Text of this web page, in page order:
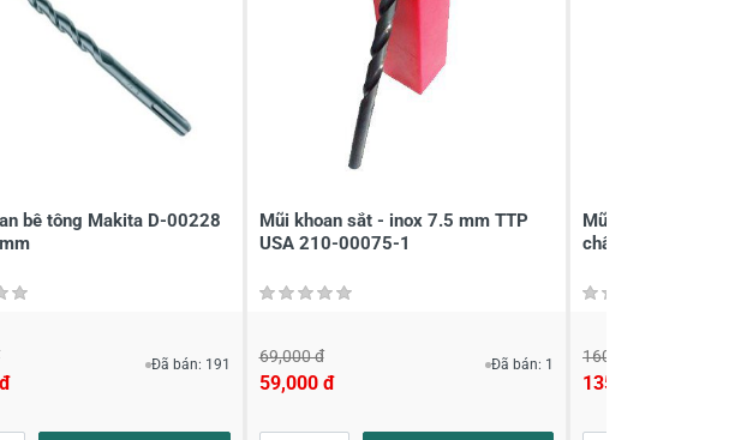
bê tông Makita D-00228
Đã bán: 191
Mũi khoan sắt - inox 7.5 mm TTP
USA 210-00075-1
69,000 đ
59,000 đ
Đã bán: 1
Mũi khoan đa năng
chân lục giác
160,000 đ
135,000 đ